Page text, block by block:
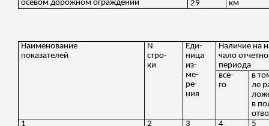
осевом дорожном ограждении
29
км
Наименование
показателей
N
стро-
ки
Еди-
ница
из-
ме-
ре-
ния
Наличие на
чало
периода
все-
го
в
ле
в
1
2 3 4
5